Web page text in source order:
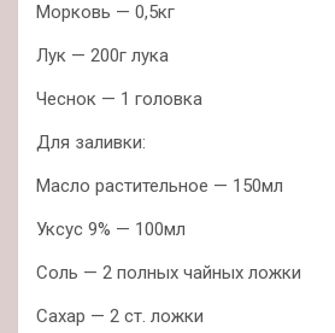
Морковь — 0,5кг
Лук — 200г лука
Чеснок — 1 головка
Для заливки:
Масло растительное — 150мл
Уксус 9% — 100мл
Соль — 2 полных чайных ложки
Сахар — 2 ст. ложки